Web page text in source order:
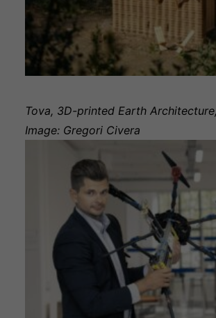
Tova, 3D-printed Earth
Image: Gregori Civera